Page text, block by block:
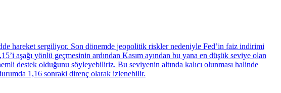
hareket sergiliyor. Son dönemde jeopolitik riskler nedeniyle Fed’in faiz indirimi
aşağı yönlü geçmesinin ardından Kasım ayından bu yana en düşük seviye olan
destek olduğunu söyleyebiliriz. Bu seviyenin altında kalıcı olunması halinde
1,16 sonraki direnç olarak izlenebilir.